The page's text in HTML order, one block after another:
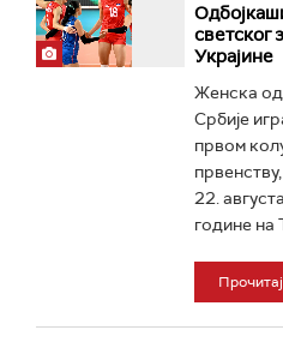
светског
Украјине
Женска
Србије
првом
22.
године на
Прочитај